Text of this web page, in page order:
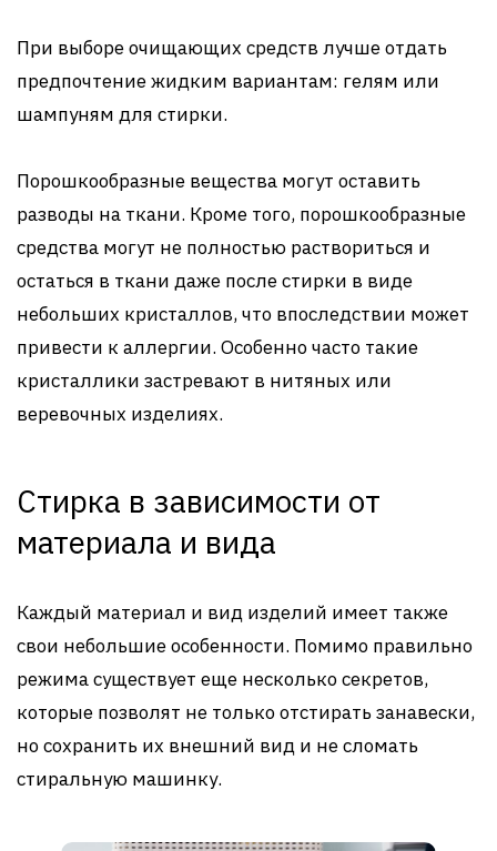
При выборе очищающих средств лучше отдать
предпочтение жидким вариантам: гелям или
шампуням для стирки.
Порошкообразные вещества могут оставить
разводы на ткани. Кроме того, порошкообразные
средства могут не полностью раствориться и
остаться в ткани даже после стирки в виде
небольших кристаллов, что впоследствии может
привести к аллергии. Особенно часто такие
кристаллики застревают в нитяных или
веревочных изделиях.
Стирка в зависимости от
материала и вида
Каждый материал и вид изделий имеет также
свои небольшие особенности. Помимо правильно
режима существует еще несколько секретов,
которые позволят не только отстирать занавески,
но сохранить их внешний вид и не сломать
стиральную машинку.